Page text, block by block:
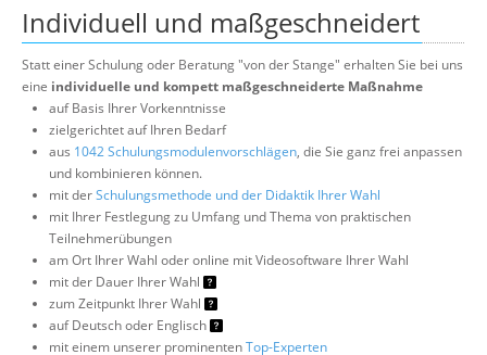
Individuell und maßgeschneidert
Statt einer Schulung oder Beratung "von der Stange" erhalten Sie bei uns
eine individuelle und kompett maßgeschneiderte Maßnahme
auf Basis Ihrer Vorkenntnisse
zielgerichtet auf Ihren Bedarf
aus 1042 Schulungsmodulenvorschlägen, die Sie ganz frei anpassen
und kombinieren können.
mit derSchulungsmethode und der Didaktik Ihrer Wahl
mit Ihrer Festlegung zu Umfang und Thema von praktischen
Teilnehmerübungen
am Ort Ihrer Wahl oder online mit Videosoftware Ihrer Wahl
mit der Dauer Ihrer Wahl
zum Zeitpunkt Ihrer Wahl
auf Deutsch oder Englisch
mit einem unserer prominentenTop-Experten